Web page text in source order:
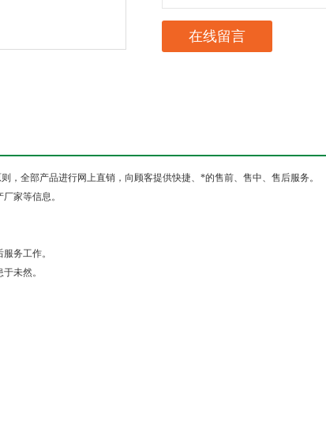
在线留言
，全部产品进行网上直销，向顾客提供快捷、*的售前、售中、售后服务。
家等信息。
务工作。
未然。